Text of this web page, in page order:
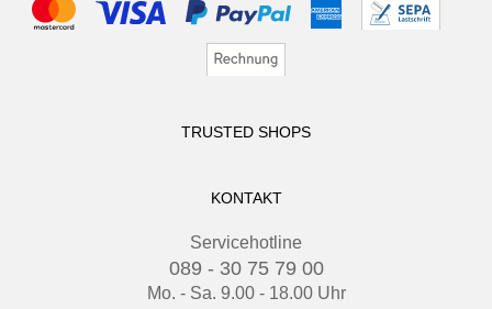
TRUSTED SHOPS
KONTAKT
Servicehotline
089 - 30 75 79 00
Mo. - Sa. 9.00 - 18.00 Uhr